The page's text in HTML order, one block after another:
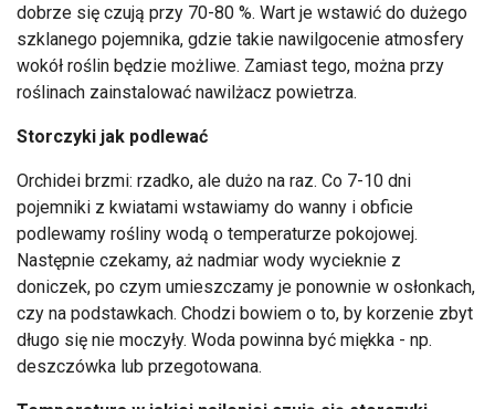
dobrze się czują przy 70-80 %. Wart je wstawić do dużego
szklanego pojemnika, gdzie takie nawilgocenie atmosfery
wokół roślin będzie możliwe. Zamiast tego, można przy
roślinach zainstalować nawilżacz powietrza.
Storczyki jak podlewać
Orchidei brzmi: rzadko, ale dużo na raz. Co 7-10 dni
pojemniki z kwiatami wstawiamy do wanny i obficie
podlewamy rośliny wodą o temperaturze pokojowej.
Następnie czekamy, aż nadmiar wody wycieknie z
doniczek, po czym umieszczamy je ponownie w osłonkach,
czy na podstawkach. Chodzi bowiem o to, by korzenie zbyt
długo się nie moczyły. Woda powinna być miękka - np.
deszczówka lub przegotowana.